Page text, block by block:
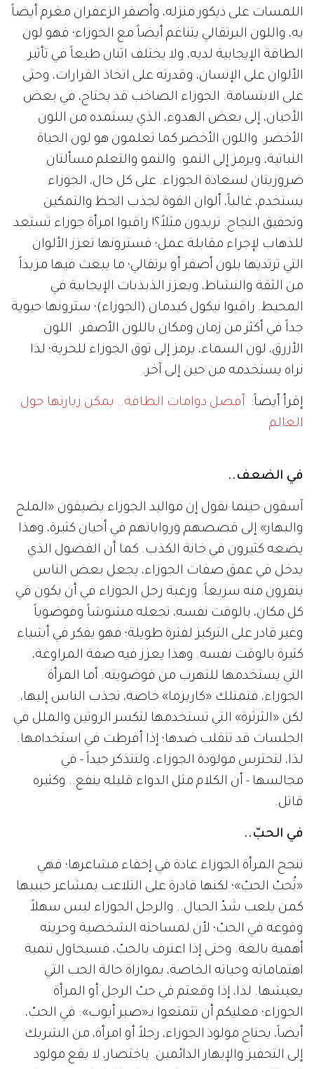
اللمسات على ديكور منزله، وأصفر الزعفران مغرم أيضاً
به، واللون البرتقالي يتناغم أيضاً مع الجوزاء؛ فهو لون
الطاقة الإيجابية لديه، ولا يختلف اثنان طبعاً في تأثير
الألوان على الإنسان، وقدرته على اتخاذ القرارات، وحتى
على الابتسامة. الجوزاء الصاخب قد يحتاج، في بعض
الأحيان، إلى بعض الهدوء، الذي يستمده من اللون
الأخضر. واللون الأخضر كما تعلمون هو لون الحياة
النباتية، ويرمز إلى النمو. والنمو والتعلم مسألتان
ضروريتان لسعادة الجوزاء. على كل حال، الجوزاء
يستخدم، غالباً، ألوان القوة لجذب الحظ والتمكين
وتحقيق النجاح. تريدون مثلاً؟! راقبوا امرأة جوزاء تستعد
للذهاب لإجراء مقابلة عمل؛ فسترونها تعزز الألوان
التي ترتديها بلون أصفر أو برتقالي؛ ما يبعث فيها مزيداً
من الثقة والنشاط، ويعزز الذبذبات الإيجابية في
المحيط. راقبوا نيكول كيدمان (الجوزاء)؛ سترونها حيوية
جداً في أكثر من زمان ومكان باللون الأصفر. اللون
الأزرق، لون السماء، يرمز إلى توق الجوزاء للحرية؛ لذا
نراه يستخدمه من حين إلى آخر.
إقرأ أيضاً: أفضل دوامات الطاقة.. يمكن زيارتها حول
العالم
في الضعف..
آسفون حينما نقول إن مواليد الجوزاء يضيفون «الملح
والبهار» إلى قصصهم ورواياتهم في أحيان كثيرة، وهذا
يضعه كثيرون في خانة الكذب. كما أن الفضول الذي
يدخل في عمق صفات الجوزاء، يجعل بعض الناس
ينفرون منه سريعاً. ورغبة رجل الجوزاء في أن يكون في
كل مكان، بالوقت نفسه، تجعله مشوشاً وفوضوياً
وغير قادر على التركيز لفترة طويلة؛ فهو يفكر في أشياء
كثيرة بالوقت نفسه. وهذا يعزز فيه صفة المراوغة،
التي يستخدمها للتهرب من فوضويته. أما المرأة
الجوزاء، فتمتلك «كاريزما» خاصة، تجذب الناس إليها،
لكن «الثرثرة» التي تستخدمها لتكسر الروتين والملل في
الجلسات قد تنقلب ضدها؛ إذا أفرطت في استخدامها.
لذا، لتحترس مولودة الجوزاء، ولتتذكر جيداً - في
مجالسها - أن الكلام مثل الدواء قليله ينفع.. وكثيره
قاتل.
في الحبّ..
تنجح المرأة الجوزاء عادة في إخفاء مشاعرها؛ فهي
«تُحبّ الحبّ»؛ لكنها قادرة على التلاعب بمشاعر حبيبها
كمن يلعب شدّ الحبال.. والرجل الجوزاء ليس سهلاً
وقوعه في الحبّ؛ لأن لمساحته الشخصية وحريته
أهمية بالغة. وحتى إذا اعترف بالحبّ، فسيحاول تنمية
اهتماماته وحياته الخاصة، بموازاة حالة الحب التي
يعيشها. لذا، إذا وقعتم في حبّ الرجل أو المرأة
الجوزاء؛ فعليكم أن تتمتعوا بـ«صبر أيوب». في الحبّ،
أيضاً، يحتاج مولود الجوزاء، رجلاً أو امرأة، من الشريك
إلى التحفيز والإبهار الدائمين. باختصار، لا يقع مولود